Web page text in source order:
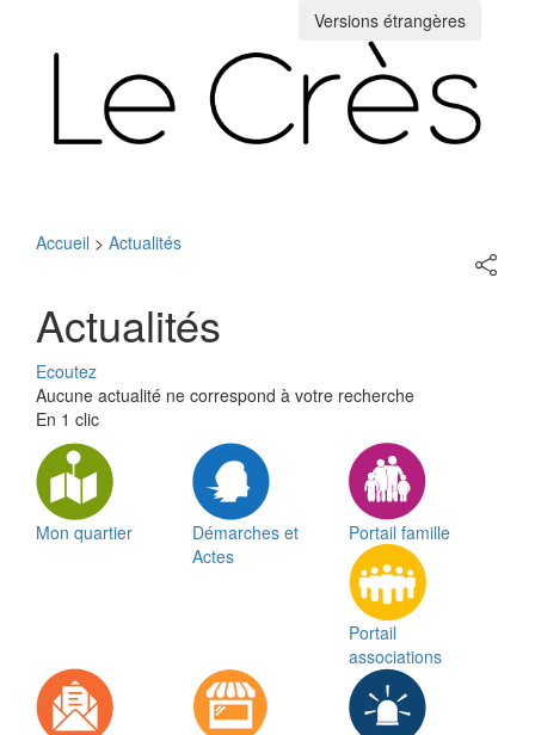
Versions étrangères
Accueil > Actualités
sur
Actualités
Ecoutez
Aucune actualité ne correspond à votre recherche
En 1 clic
Mon quartier
Démarches et
Actes
Portail famille
Portail
associations